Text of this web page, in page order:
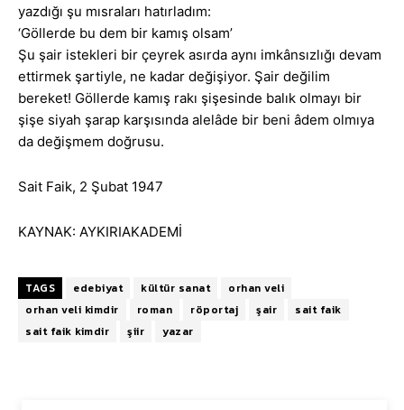
yazdığı şu mısraları hatırladım:
‘Göllerde bu dem bir kamış olsam’
Şu şair istekleri bir çeyrek asırda aynı imkânsızlığı devam
ettirmek şartiyle, ne kadar değişiyor. Şair değilim
bereket! Göllerde kamış rakı şişesinde balık olmayı bir
şişe siyah şarap karşısında alelâde bir beni âdem olmıya
da değişmem doğrusu.
Sait Faik, 2 Şubat 1947
KAYNAK: AYKIRIAKADEMİ
TAGS edebiyat kültür sanat
orhan veli
orhan veli kimdir
roman röportaj şair
sait faik
sait faik kimdir
şiir yazar